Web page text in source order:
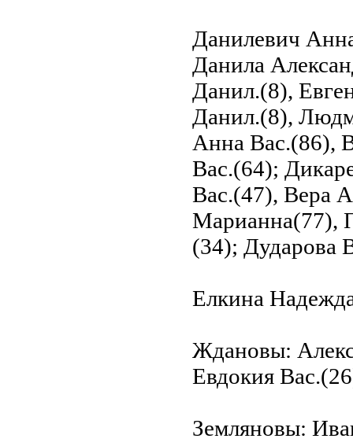
Данилевич
Данила
Данил.(8),
Данил.(8),
Анна Вас.(86),
Вас.(64);
Вас.(47), Вера
Марианна(77),
(34); Дударова
Елкина
Ждановы:
Евдокия
Земляновы: